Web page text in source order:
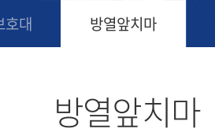
호대 방열앞치마
방열앞치마